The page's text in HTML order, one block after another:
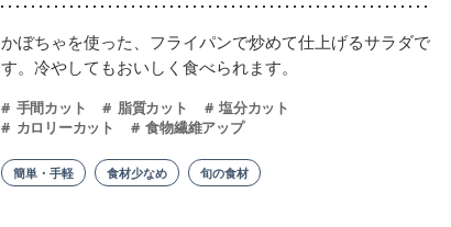
かぼちゃを使った、フライパンで炒めて仕上げるサラダで
す。冷やしてもおいしく食べられます。
手間カット 脂質カット
塩分カット
カロリーカット
食物繊維アップ
簡単・手軽 食材少なめ 旬の食材